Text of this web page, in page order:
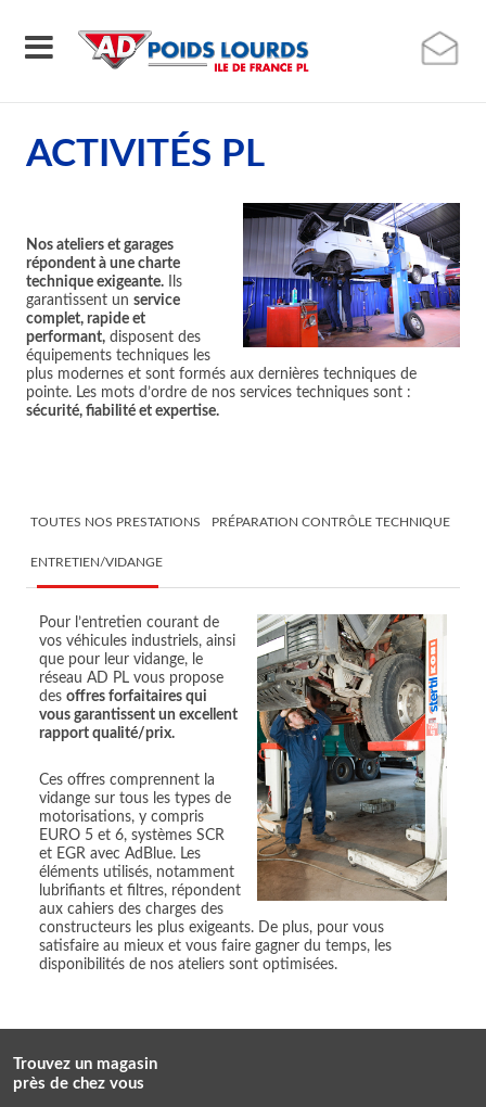
ACTIVITÉS PL
Nos ateliers et garages
répondent à une charte
technique exigeante. Ils
garantissent un service
complet, rapide et
performant, disposent des
équipements techniques les
plus modernes et sont formés aux dernières techniques de
pointe. Les mots d’ordre de nos services techniques sont :
sécurité, fiabilité et expertise.
TOUTES NOS PRESTATIONS PRÉPARATION CONTRÔLE TECHNIQUE
ENTRETIEN/VIDANGE
Pour l’entretien courant de
vos véhicules industriels, ainsi
que pour leur vidange, le
réseau AD PL vous propose
des offres forfaitaires qui
vous garantissent un excellent
rapport qualité/prix.
Ces offres comprennent la
vidange sur tous les types de
motorisations, y compris
EURO 5 et 6, systèmes SCR
et EGR avec AdBlue. Les
éléments utilisés, notamment
lubrifiants et filtres, répondent
aux cahiers des charges des
constructeurs les plus exigeants. De plus, pour vous
satisfaire au mieux et vous faire gagner du temps, les
disponibilités de nos ateliers sont optimisées.
Trouvez un magasin
près de chez vous